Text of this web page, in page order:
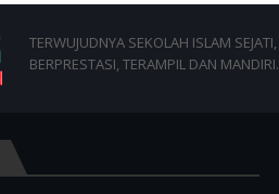
TERWUJUDNYA SEKOLAH ISLAM SEJATI,
BERPRESTASI, TERAMPIL DAN MANDIRI.